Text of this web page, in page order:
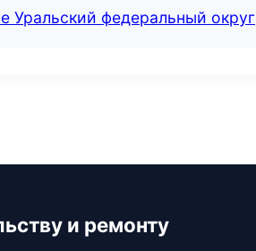
Уральский федеральный округ
и ремонту